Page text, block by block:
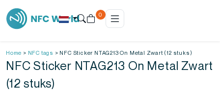
0
Home > NFC tags > NFC Sticker NTAG213 On Metal Zwart (12 stuks)
NFC Sticker NTAG213 On Metal Zwart
(12 stuks)